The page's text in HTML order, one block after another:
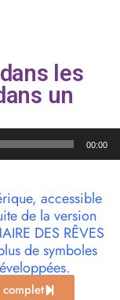
les
un
00:00
accessible
de la version
DES RÊVES
de symboles